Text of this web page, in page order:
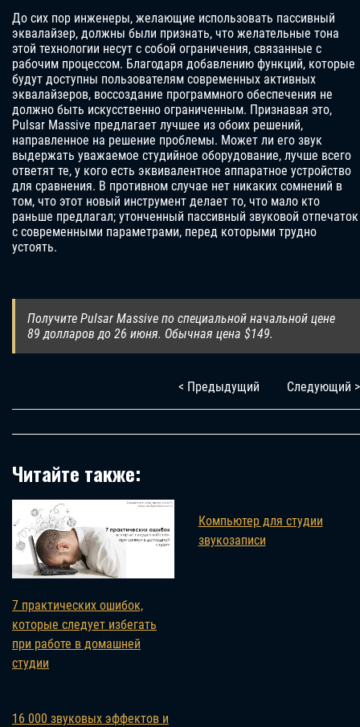
До сих пор инженеры, желающие использовать пассивный
эквалайзер, должны были признать, что желательные тона
этой технологии несут с собой ограничения, связанные с
рабочим процессом. Благодаря добавлению функций, которые
будут доступны пользователям современных активных
эквалайзеров, воссоздание программного обеспечения не
должно быть искусственно ограниченным. Признавая это,
Pulsar Massive предлагает лучшее из обоих решений,
направленное на решение проблемы. Может ли его звук
выдержать уважаемое студийное оборудование, лучше всего
ответят те, у кого есть эквивалентное аппаратное устройство
для сравнения. В противном случае нет никаких сомнений в
том, что этот новый инструмент делает то, что мало кто
раньше предлагал; утонченный пассивный звуковой отпечаток
с современными параметрами, перед которыми трудно
устоять.
Получите Pulsar Massive по специальной начальной цене
89 долларов до 26 июня. Обычная цена $149.
< Предыдущий Следующий >
Читайте также:
7 практических ошибок,
которые следует избегать
при работе в домашней
студии
Компьютер для студии
звукозаписи
16 000 звуковых эффектов и